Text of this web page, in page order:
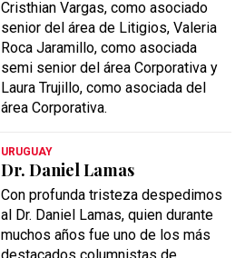
Cristhian Vargas, como asociado
senior del área de Litigios, Valeria
Roca Jaramillo, como asociada
semi senior del área Corporativa y
Laura Trujillo, como asociada del
área Corporativa.
URUGUAY
Dr. Daniel Lamas
Con profunda tristeza despedimos
al Dr. Daniel Lamas, quien durante
muchos años fue uno de los más